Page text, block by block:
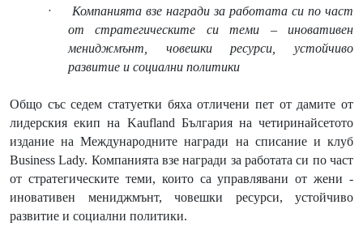
·
Компанията взе награди за работата си по част
от стратегическите си теми – иновативен
мениджмънт, човешки ресурси, устойчиво
развитие и социални политики
Общо със седем статуетки бяха отличени пет от дамите от
лидерския екип на Kaufland България на четиринайсетото
издание на Международните награди на списание и клуб
Business Lady. Компанията взе награди за работата си по част
от стратегическите теми, които са управлявани от жени -
иновативен мениджмънт, човешки ресурси, устойчиво
развитие и социални политики.